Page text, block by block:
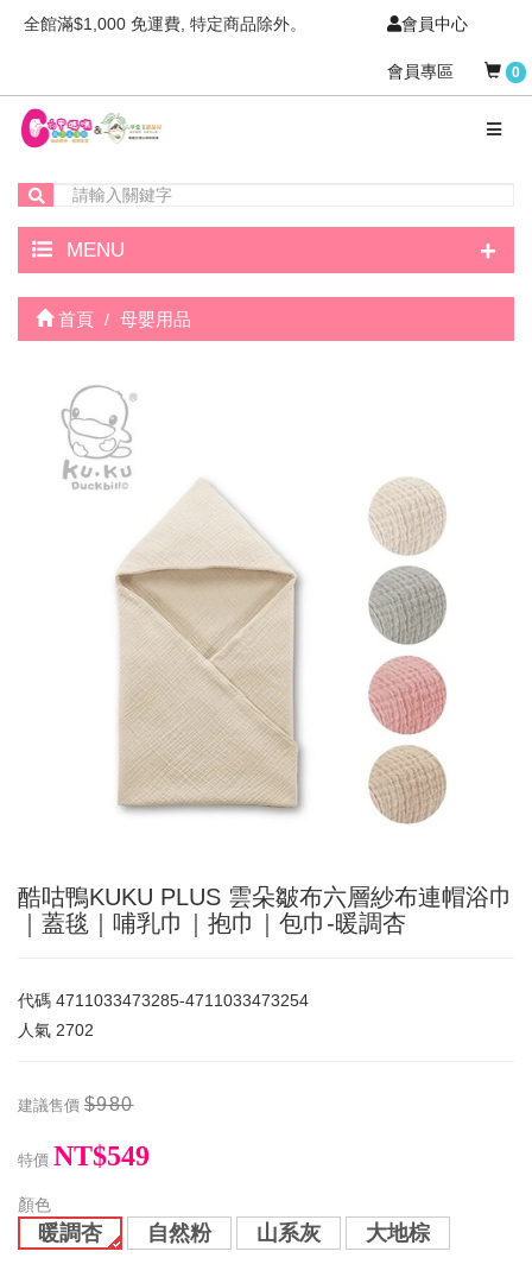
全館滿$1,000 免運費, 特定商品除外。 會員中心
會員專區 0
MENU +
首頁 母嬰用品
酷咕鴨KUKU PLUS 雲朵皺布六層紗布連帽浴巾
｜蓋毯｜哺乳巾｜抱巾｜包巾-暖調杏
代碼 4711033473285-4711033473254
人氣 2702
建議售價 $980
特價 NT$549
顏色
暖調杏 自然粉 山系灰 大地棕